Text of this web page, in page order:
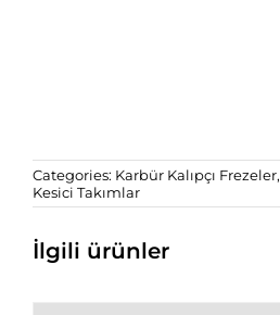
Categories: Karbür Kalıpçı Frezeler,
Kesici Takımlar
İlgili ürünler